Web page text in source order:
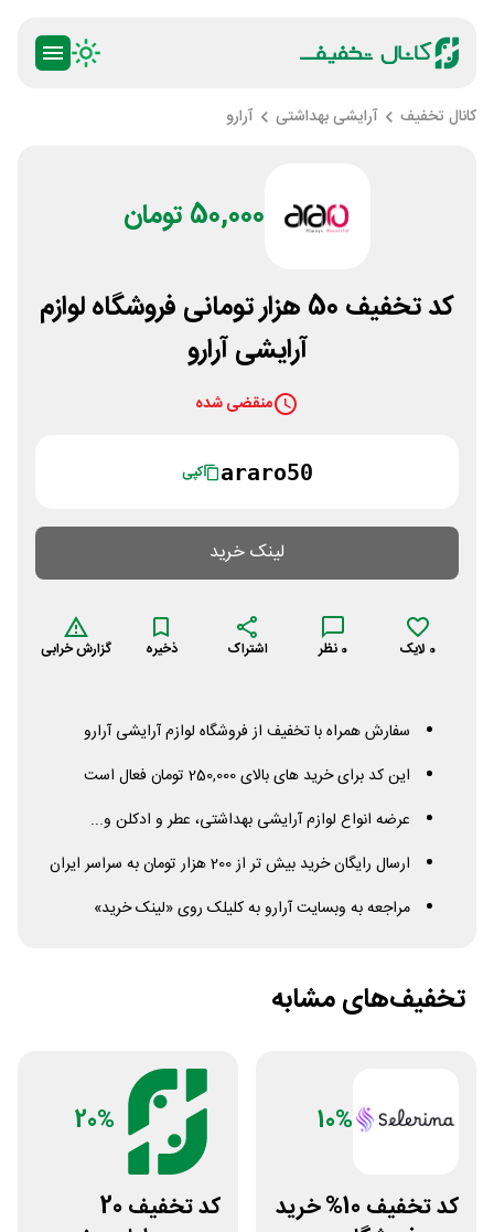
کانال تخفیف آرایشی بهداشتی آرارو
50,000 تومان
کد تخفیف 50 هزار تومانی فروشگاه لوازم
آرایشی آرارو
منقضی شده
araro50 کپی
لینک خرید
0 لایک 0 نظر اشتراک ذخیره گزارش خرابی
سفارش همراه با تخفیف از فروشگاه لوازم آرایشی آرارو
این کد برای خرید های بالای 250,000 تومان فعال است
عرضه انواع لوازم آرایشی بهداشتی، عطر و ادکلن و...
ارسال رایگان خرید بیش تر از 200 هزار تومان به سراسر ایران
مراجعه به وبسایت آرارو به کلیلک روی «لینک خرید»
تخفیف‌های مشابه
10%
کد تخفیف 10% خرید
20%
کد تخفیف 20